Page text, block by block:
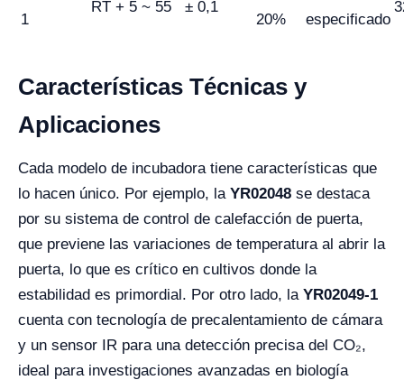
1
RT + 5 ~ 55 ± 0,1
20%
especificado
Características Técnicas y
Aplicaciones
Cada modelo de incubadora tiene características que
lo hacen único. Por ejemplo, la YR02048 se destaca
por su sistema de control de calefacción de puerta,
que previene las variaciones de temperatura al abrir la
puerta, lo que es crítico en cultivos donde la
estabilidad es primordial. Por otro lado, la YR02049-1
cuenta con tecnología de precalentamiento de cámara
y un sensor IR para una detección precisa del CO₂,
ideal para investigaciones avanzadas en biología